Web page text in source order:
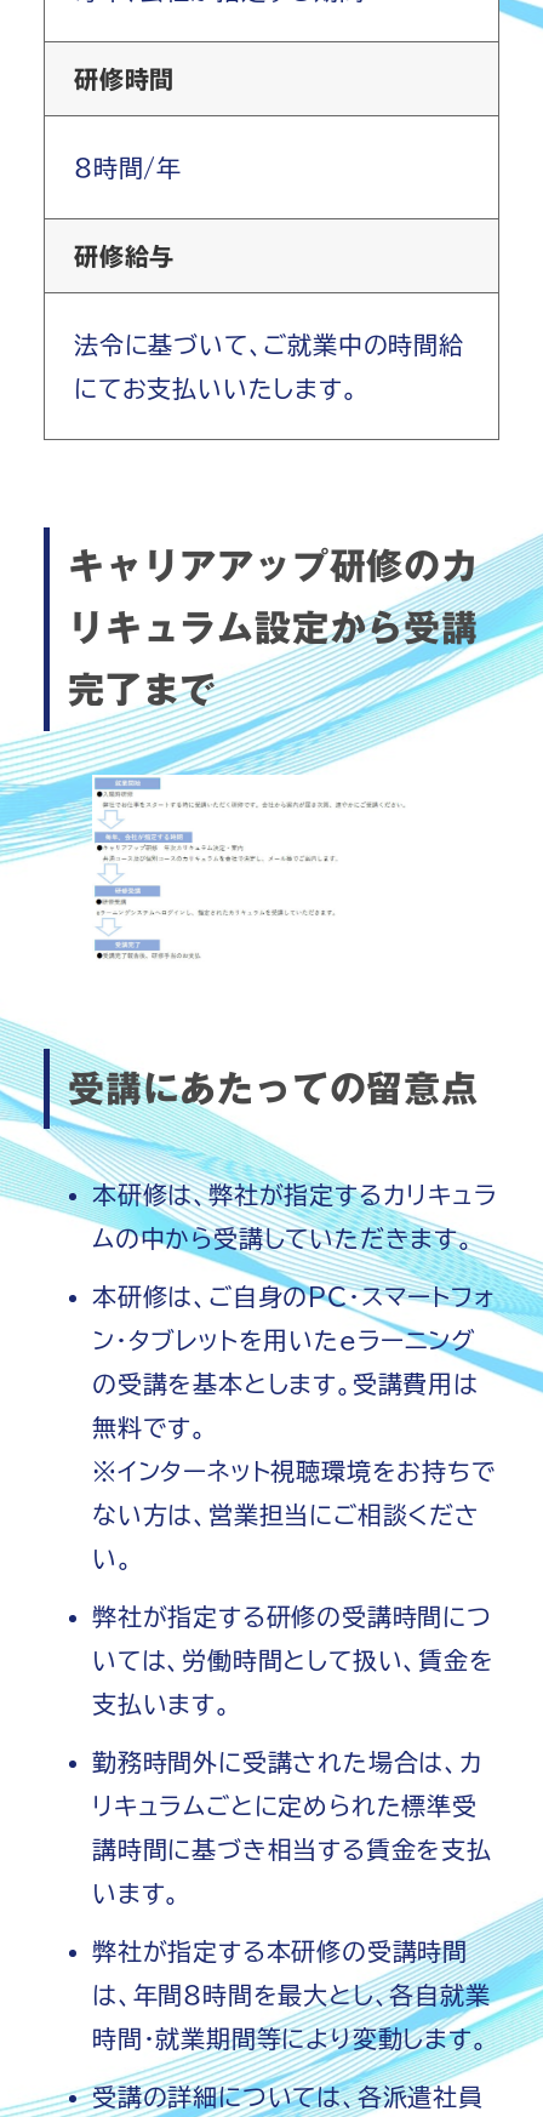
研修時間
8時間/年
研修給与
法令に基づいて、ご就業中の時間給
にてお支払いいたします。
キャリアアップ研修のカ
リキュラム設定から受講
完了まで
受講にあたっての留意点
本研修は、弊社が指定するカリキュラ
ムの中から受講していただきます。
本研修は、ご自身のPC・スマートフォ
ン・タブレットを用いたeラーニング
の受講を基本とします。受講費用は
無料です。
※インターネット視聴環境をお持ちで
ない方は、営業担当にご相談くださ
い。
弊社が指定する研修の受講時間につ
いては、労働時間として扱い、賃金を
支払います。
勤務時間外に受講された場合は、カ
リキュラムごとに定められた標準受
講時間に基づき相当する賃金を支払
います。
弊社が指定する本研修の受講時間
は、年間8時間を最大とし、各自就業
時間・就業期間等により変動します。
受講の詳細については、各派遣社員